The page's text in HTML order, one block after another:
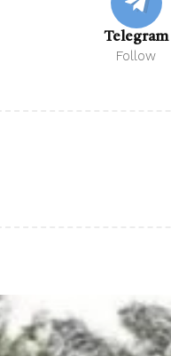
Telegram
Follow